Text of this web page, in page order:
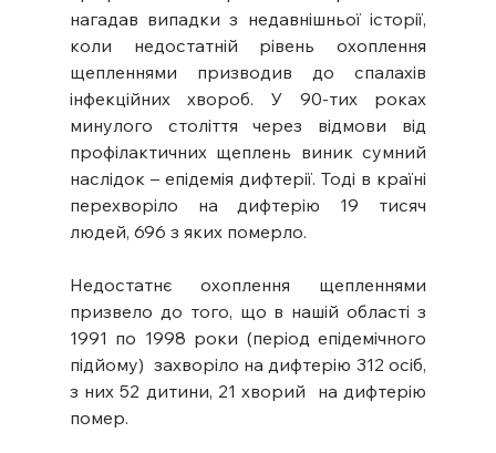
нагадав випадки з недавнішньої історії,
коли недостатній рівень охоплення
щепленнями призводив до спалахів
інфекційних хвороб. У 90-тих роках
минулого століття через відмови від
профілактичних щеплень виник сумний
наслідок – епідемія дифтерії. Тоді в країні
перехворіло на дифтерію 19 тисяч
людей, 696 з яких померло.
Недостатнє охоплення щепленнями
призвело до того, що в нашій області з
1991 по 1998 роки (період епідемічного
підйому)  захворіло на дифтерію 312 осіб,
з них 52 дитини, 21 хворий  на дифтерію
помер.